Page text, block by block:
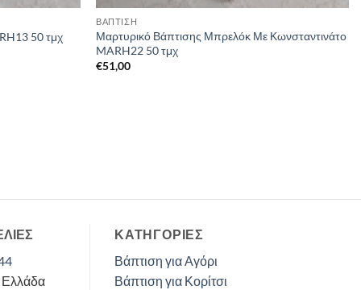
50 τμχ
ΒΑΠΤΙΣΗ
Μαρτυρικό Βάπτισης Μπρελόκ Με Κωνσταντινάτο
MARH22 50 τμχ
€51,00
Ελλάδα
ΚΑΤΗΓΟΡΊΕΣ
Βάπτιση για Αγόρι
Βάπτιση για Κορίτσι